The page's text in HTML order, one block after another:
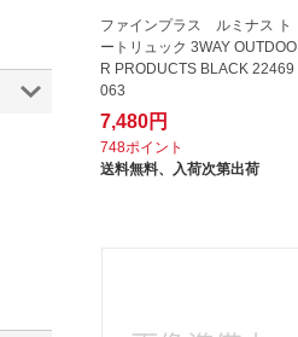
ファインプラス ルミナス ト
ートリュック 3WAY OUTDOO
R PRODUCTS BLACK 22469
063
7,480円
748ポイント
送料無料、
入荷次第出荷